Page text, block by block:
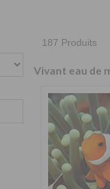
187 Produits
Vivant eau de